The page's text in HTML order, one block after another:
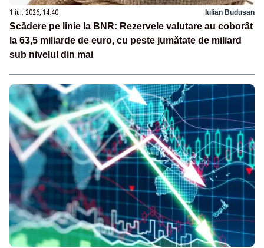
1 iul. 2026, 14:40 Iulian Budusan
Scădere pe linie la BNR: Rezervele valutare au coborât
la 63,5 miliarde de euro, cu peste jumătate de miliard
sub nivelul din mai